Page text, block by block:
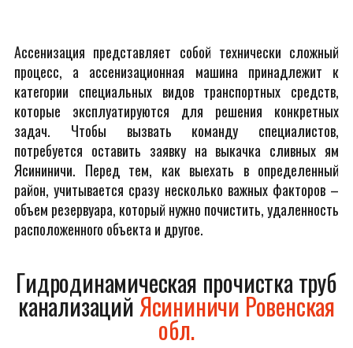
Ассенизация представляет собой технически сложный
процесс, а ассенизационная машина принадлежит к
категории специальных видов транспортных средств,
которые эксплуатируются для решения конкретных
задач. Чтобы вызвать команду специалистов,
потребуется оставить заявку на выкачка сливных ям
Ясининичи. Перед тем, как выехать в определенный
район, учитывается сразу несколько важных факторов –
объем резервуара, который нужно почистить, удаленность
расположенного объекта и другое.
Гидродинамическая прочистка труб
канализацийЯсининичи Ровенская
обл.